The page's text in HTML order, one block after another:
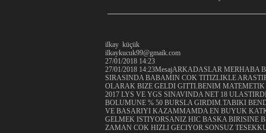
ilkay küçük
ilkaykucuk99@gmaik.com
27/01/2018 14:23
27/01/2018 14:23MesajARKADASLAR
SIRASINDA BABAMIN COK TITIZLIKLE
OLARAK BIZE GELDI GITTI.BENIM
2017 LYS VE YGS SINAVINDA NET 18
BOLUMUNE % 50 BURSLA GIRDIM.TABIKI
VE BASARIYI KAZAMMAMDA EN BUYUK
GELMEK ISTIYORSANIZ HIC BASKA
ZAMAN COK HIZLI GECIYOR.SONSUZ